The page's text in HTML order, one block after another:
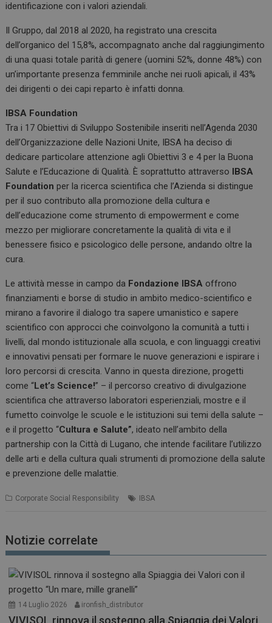
identificazione con i valori aziendali.
Il Gruppo, dal 2018 al 2020, ha registrato una crescita
dell’organico del 15,8%, accompagnato anche dal raggiungimento
di una quasi totale parità di genere (uomini 52%, donne 48%) con
un’importante presenza femminile anche nei ruoli apicali, il 43%
dei dirigenti o dei capi reparto è infatti donna.
IBSA Foundation
Tra i 17 Obiettivi di Sviluppo Sostenibile inseriti nell’Agenda 2030
dell’Organizzazione delle Nazioni Unite, IBSA ha deciso di
dedicare particolare attenzione agli Obiettivi 3 e 4 per la Buona
Salute e l’Educazione di Qualità. È soprattutto attraverso IBSA
Foundation per la ricerca scientifica che l’Azienda si distingue
per il suo contributo alla promozione della cultura e
dell’educazione come strumento di empowerment e come
mezzo per migliorare concretamente la qualità di vita e il
benessere fisico e psicologico delle persone, andando oltre la
cura.
Le attività messe in campo da Fondazione IBSA offrono
finanziamenti e borse di studio in ambito medico-scientifico e
mirano a favorire il dialogo tra sapere umanistico e sapere
scientifico con approcci che coinvolgono la comunità a tutti i
livelli, dal mondo istituzionale alla scuola, e con linguaggi creativi
e innovativi pensati per formare le nuove generazioni e ispirare i
loro percorsi di crescita. Vanno in questa direzione, progetti
come “Let’s Science!” – il percorso creativo di divulgazione
scientifica che attraverso laboratori esperienziali, mostre e il
fumetto coinvolge le scuole e le istituzioni sui temi della salute –
e il progetto “Cultura e Salute”, ideato nell’ambito della
partnership con la Città di Lugano, che intende facilitare l’utilizzo
delle arti e della cultura quali strumenti di promozione della salute
e prevenzione delle malattie.
Corporate Social Responsibility IBSA
Notizie correlate
14 Luglio 2026 ironfish_distributor
VIVISOL rinnova il sostegno alla Spiaggia dei Valori